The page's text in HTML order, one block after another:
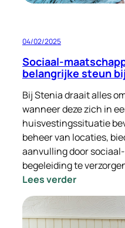
04/02/2025
Sociaal-
belangrijke steun
Bij Stenia draait alles
wanneer deze zich in
huisvestingssituatie
beheer van locaties,
aanvulling door
begeleiding te
Lees verder:
Sociaal-